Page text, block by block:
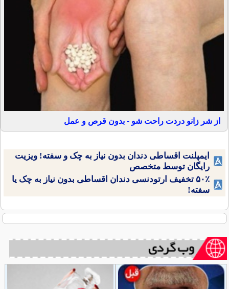
از شر زانو دردت راحت شو - بدون قرص و عمل
ایمپلنت اقساطی دندان بدون نیاز به چک و سفته! ویزیت
رایگان توسط متخصص
۵۰٪ تخفیف ارتودنسی دندان اقساطی بدون نیاز به چک یا
سفته!